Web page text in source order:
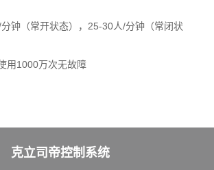
钟（常开状态），25-30人/分钟（常闭状
用1000万次无故障
克立司帝控制系统